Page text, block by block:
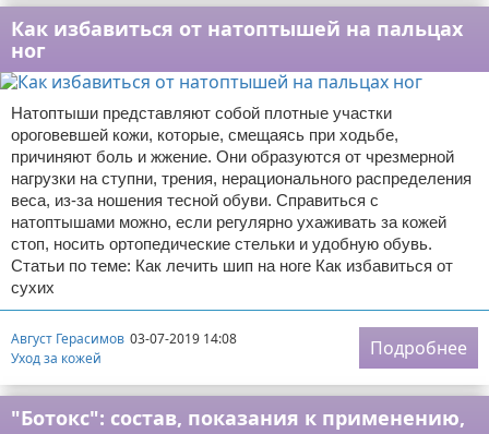
СПА процедуры
Парфюмерия
Прически
Разное
Уход за лицом
Хирургия
Как избавиться от натоптышей на пальцах
ног
Натоптыши представляют собой плотные участки
ороговевшей кожи, которые, смещаясь при ходьбе,
причиняют боль и жжение. Они образуются от чрезмерной
нагрузки на ступни, трения, нерационального распределения
веса, из-за ношения тесной обуви. Справиться с
натоптышами можно, если регулярно ухаживать за кожей
стоп, носить ортопедические стельки и удобную обувь.
Статьи по теме: Как лечить шип на ноге Как избавиться от
сухих
Август Герасимов 03-07-2019 14:08
Уход за кожей
Подробнее
"Ботокс": состав, показания к применению,